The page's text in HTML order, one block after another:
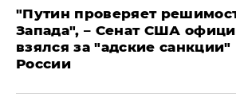
"Путин проверяет
Запада", – Сенат США
взялся за "адские санкции"
России